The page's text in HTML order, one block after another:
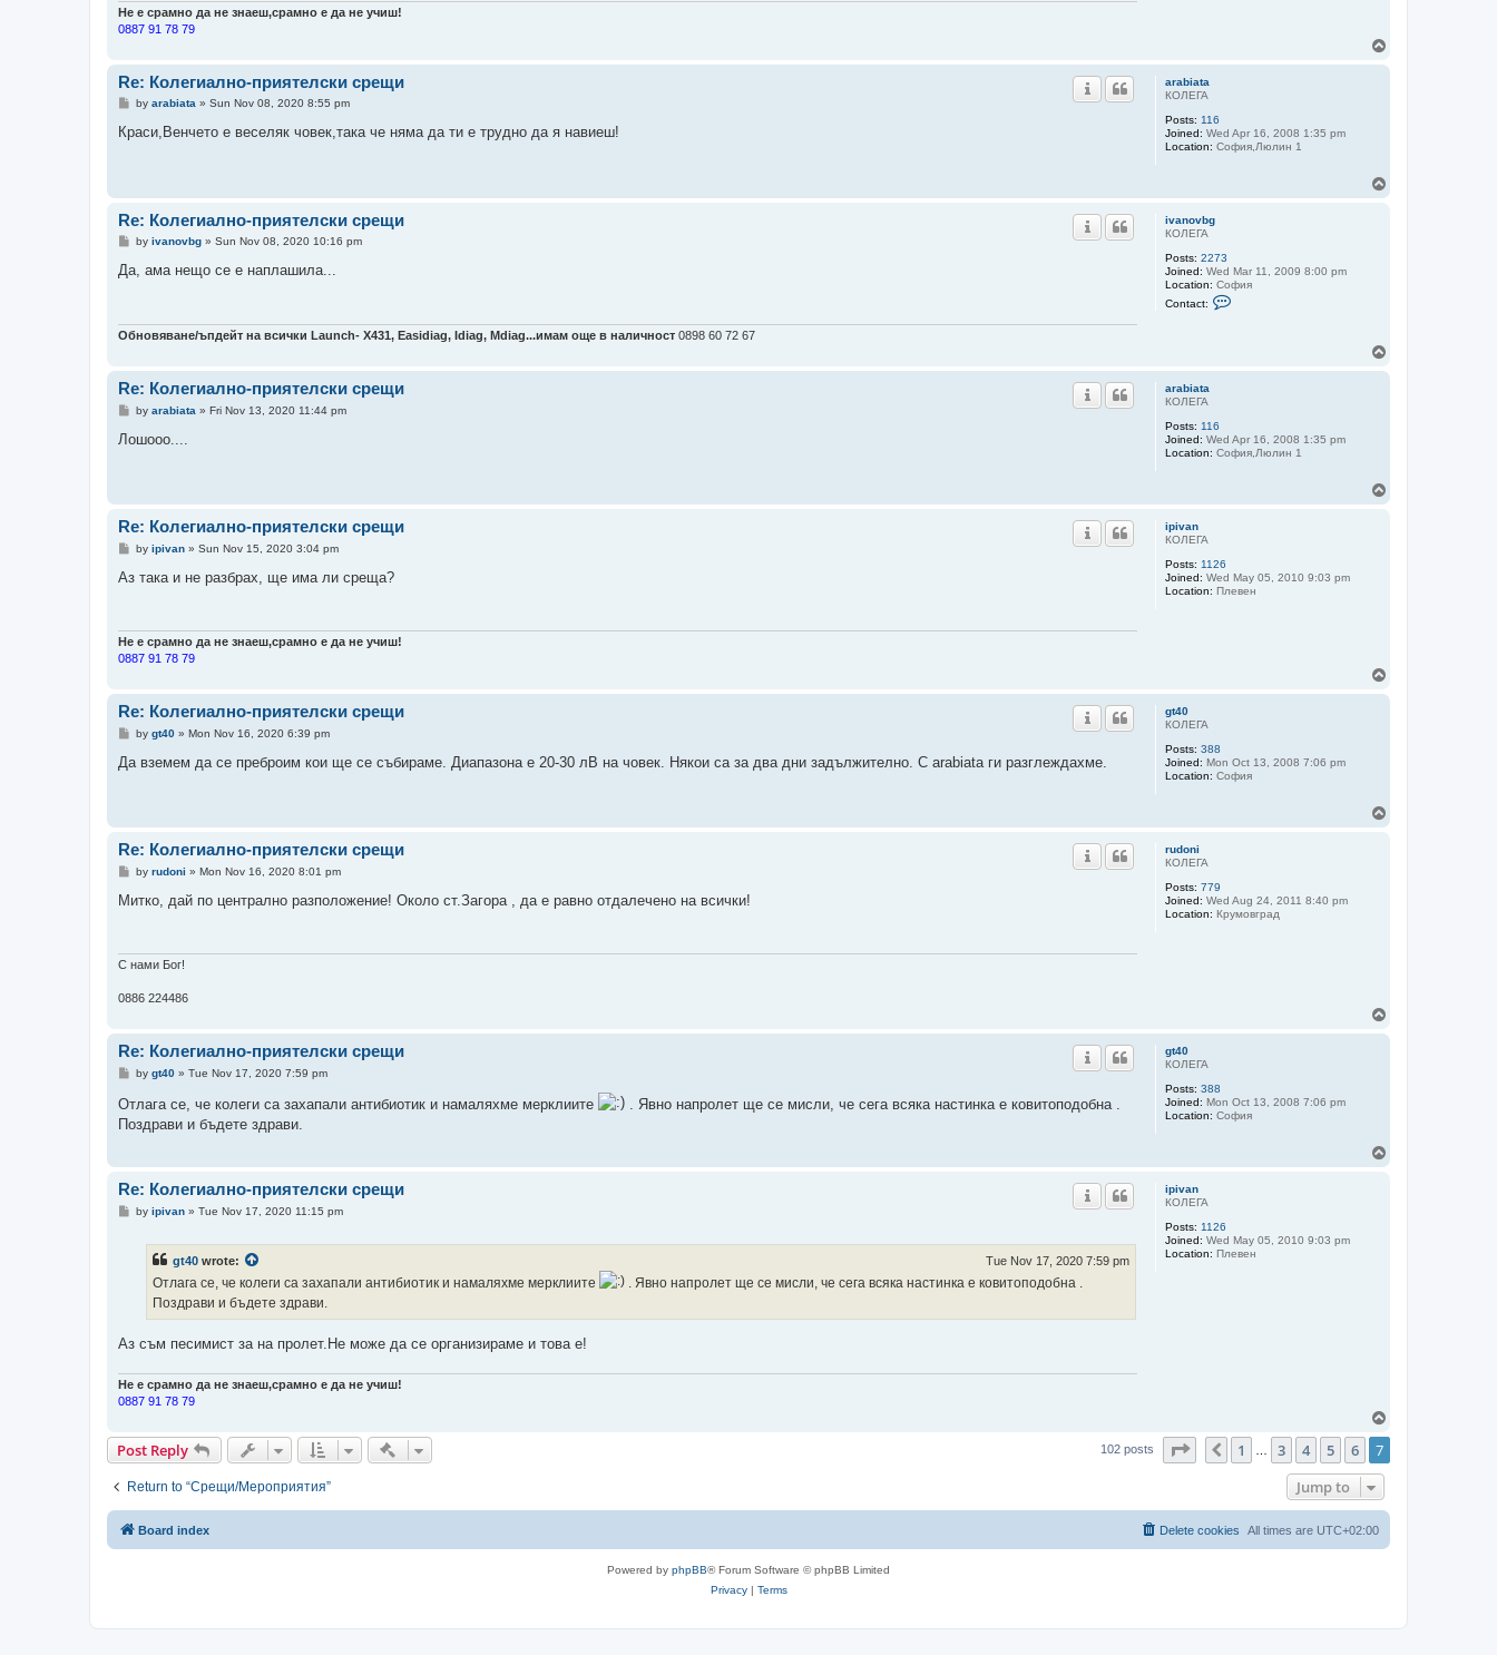
Не е срамно да не знаеш,срамно е да не учиш!
0887 91 78 79
arabiata
КОЛЕГА
Posts: 116
Joined: Wed Apr 16, 2008 1:35 pm
Location: София,Люлин 1
Re: Колегиално-приятелски срещи
P
s
by arabiata» Sun Nov 08, 2020 8:55 pm
Краси,Венчето е веселяк човек,така че няма да ти е трудно да я навиеш!
ivanovbg
КОЛЕГА
Posts: 2273
Joined: Wed Mar 11, 2009 8:00 pm
Location: София
Contact:
o
v
Re: Колегиално-приятелски срещи
P
s
by ivanovbg» Sun Nov 08, 2020 10:16 pm
Да, ама нещо се е наплашила...
Обновяване/ъпдейт на всички Launch- Х431, Easidiag, Idiag, Mdiag...имам още в наличност 0898 60 72 67
arabiata
КОЛЕГА
Posts: 116
Joined: Wed Apr 16, 2008 1:35 pm
Location: София,Люлин 1
Re: Колегиално-приятелски срещи
P
s
by arabiata » Fri Nov 13, 2020 11:44 pm
Лошооо....
ipivan
КОЛЕГА
Posts: 1126
Joined: Wed May 05, 2010 9:03 pm
Location: Плевен
Re: Колегиално-приятелски срещи
P
s
by ipivan» Sun Nov 15, 2020 3:04 pm
Аз така и не разбрах, ще има ли среща?
Не е срамно да не знаеш,срамно е да не учиш!
0887 91 78 79
gt40
КОЛЕГА
Posts: 388
Joined: Mon Oct 13, 2008 7:06 pm
Location: София
Re: Колегиално-приятелски срещи
P
s
by gt40» Mon Nov 16, 2020 6:39 pm
Да вземем да се преброим кои ще се събираме. Диапазона е 20-30 лВ на човек. Някои са за два дни задължително. С arabiata ги разглеждахме.
rudoni
КОЛЕГА
Posts: 779
Joined: Wed Aug 24, 2011 8:40 pm
Location: Крумовград
Re: Колегиално-приятелски срещи
P
s
by rudoni » Mon Nov 16, 2020 8:01 pm
Митко, дай по централно разположение! Около ст.Загора , да е равно отдалечено на всички!
С нами Бог!
0886 224486
gt40
КОЛЕГА
Posts: 388
Joined: Mon Oct 13, 2008 7:06 pm
Location: София
Re: Колегиално-приятелски срещи
P
t
by gt40» Tue Nov 17, 2020 7:59 pm
Отлага се, че колеги са захапали антибиотик и намаляхме мерклиите
. Явно напролет ще се мисли, че сега всяка настинка е ковитоподобна .
Поздрави и бъдете здрави.
ipivan
КОЛЕГА
Posts: 1126
Joined: Wed May 05, 2010 9:03 pm
Location: Плевен
Re: Колегиално-приятелски срещи
Pby ipivan» Tue Nov 17, 2020 11:15 pm
gt40 wrote: Tue Nov 17, 2020 7:59 pm
Отлага се, че колеги са захапали антибиотик и намаляхме мерклиите
. Явно напролет ще се мисли, че сега всяка настинка е ковитоподобна .
Поздрави и бъдете здрави.
Аз съм песимист за на пролет.Не може да се организираме и това е!
Не е срамно да не знаеш,срамно е да не учиш!
0887 91 78 79
Post Reply Quick-mod tools 102 posts Page of 7
Previous
1 3 4 5 6 7
Return to “Срещи/Мероприятия” Jump to
Board index All times are UTC+02:00
Delete cookies
Powered by phpBB® Forum Software © phpBB Limited
Privacy| Terms